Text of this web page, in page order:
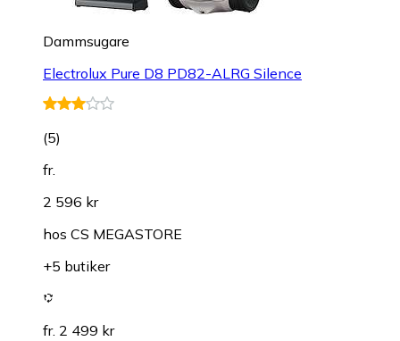
Dammsugare
Electrolux Pure D8 PD82-ALRG Silence
(5)
fr.
2 596 kr
hos CS MEGASTORE
+5 butiker
fr. 2 499 kr